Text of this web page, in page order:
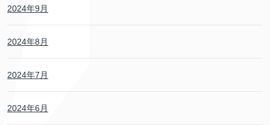
2024年9月
2024年8月
2024年7月
2024年6月